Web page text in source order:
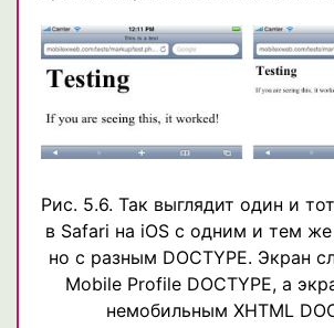
Рис. 5.6. Так выглядит один и
в Safari на iOS с одним и тем
но с разным DOCTYPE. Экран
Mobile Profile DOCTYPE, а
немобильным XHTML